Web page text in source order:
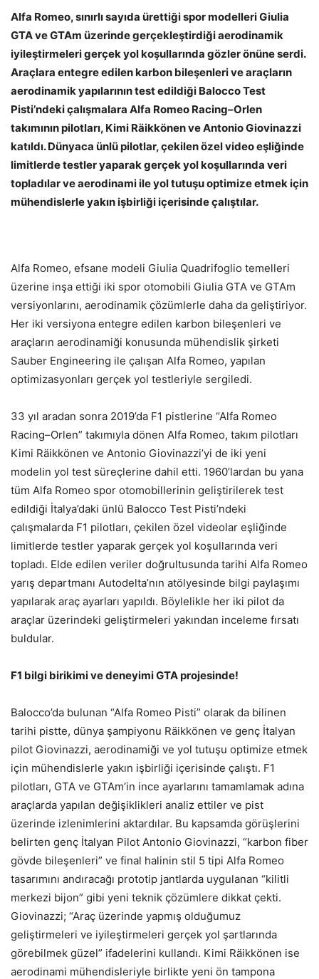
Alfa Romeo, sınırlı sayıda ürettiği spor modelleri Giulia
GTA ve GTAm üzerinde gerçekleştirdiği aerodinamik
iyileştirmeleri gerçek yol koşullarında gözler önüne serdi.
Araçlara entegre edilen karbon bileşenleri ve araçların
aerodinamik yapılarının test edildiği Balocco Test
Pisti’ndeki çalışmalara Alfa Romeo Racing–Orlen
takımının pilotları, Kimi Räikkönen ve Antonio Giovinazzi
katıldı. Dünyaca ünlü pilotlar, çekilen özel video eşliğinde
limitlerde testler yaparak gerçek yol koşullarında veri
topladılar veaerodinami ile yol tutuşu optimize etmek için
mühendislerle yakın işbirliği içerisinde çalıştılar.
Alfa Romeo, efsane modeli Giulia Quadrifoglio temelleri
üzerine inşa ettiği iki spor otomobili Giulia GTA ve GTAm
versiyonlarını, aerodinamik çözümlerle daha da geliştiriyor.
Her iki versiyona entegre edilen karbon bileşenleri ve
araçların aerodinamiği konusunda mühendislik şirketi
Sauber Engineering ile çalışan Alfa Romeo, yapılan
optimizasyonları gerçek yol testleriyle sergiledi.
33 yıl aradan sonra 2019’da F1 pistlerine “Alfa Romeo
Racing–Orlen” takımıyla dönen Alfa Romeo, takım pilotları
Kimi Räikkönen ve Antonio Giovinazzi’yi de iki yeni
modelin yol test süreçlerine dahil etti. 1960’lardan bu yana
tüm Alfa Romeo spor otomobillerinin geliştirilerek test
edildiği İtalya’daki ünlü Balocco Test Pisti’ndeki
çalışmalarda F1 pilotları, çekilen özel videolar eşliğinde
limitlerde testler yaparak gerçek yol koşullarında veri
topladı. Elde edilen veriler doğrultusunda tarihi Alfa Romeo
yarış departmanı Autodelta’nın atölyesinde bilgi paylaşımı
yapılarak araç ayarları yapıldı. Böylelikle her iki pilot da
araçlar üzerindeki geliştirmeleri yakından inceleme fırsatı
buldular.
F1 bilgi birikimi ve deneyimi GTA projesinde!
Balocco’da bulunan “Alfa Romeo Pisti” olarak da bilinen
tarihi pistte, dünya şampiyonu Räikkönen ve genç İtalyan
pilot Giovinazzi, aerodinamiği ve yol tutuşu optimize etmek
için mühendislerle yakın işbirliği içerisinde çalıştı. F1
pilotları, GTA ve GTAm’in ince ayarlarını tamamlamak adına
araçlarda yapılan değişiklikleri analiz ettiler ve pist
üzerinde izlenimlerini aktardılar. Bu kapsamda görüşlerini
belirten genç İtalyan Pilot Antonio Giovinazzi, “karbon fiber
gövde bileşenleri” ve final halinin stil 5 tipi Alfa Romeo
tasarımını andıracağı prototip jantlarda uygulanan “kilitli
merkezi bijon” gibi yeni teknik çözümlere dikkat çekti.
Giovinazzi; “Araç üzerinde yapmış olduğumuz
geliştirmeleri ve iyileştirmeleri gerçek yol şartlarında
görebilmek güzel” ifadelerini kullandı. Kimi Räikkönen ise
aerodinami mühendisleriyle birlikte yeni ön tampona